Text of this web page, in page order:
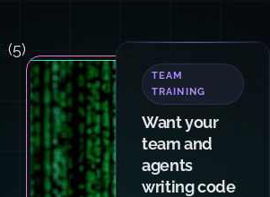
(5)
TEAM
TRAINING
Want your
team and
agents
writing code